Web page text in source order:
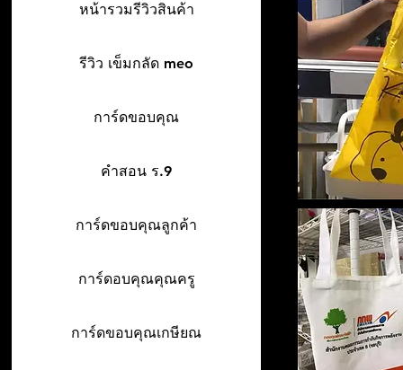
หน้ารวมรีวิวสินค้า
รีวิว เข็มกลัด meo
การ์ดขอบคุณ
คำสอน ร.9
การ์ดขอบคุณลูกค้า
การ์ดอบคุณคุณครู
การ์ดขอบคุณเกษียณ